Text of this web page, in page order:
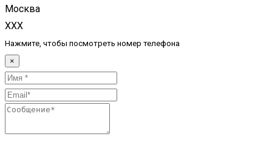
Москва
XXX
Нажмите, чтобы посмотреть номер телефона
×